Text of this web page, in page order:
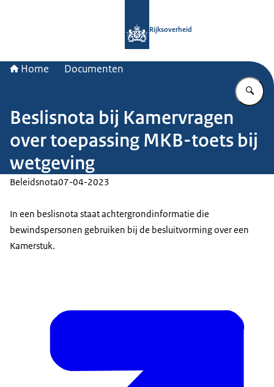
Rijksoverheid
Home Documenten
Beslisnota bij Kamervragen
over toepassing MKB-toets bij
wetgeving
Beleidsnota07-04-2023
In een beslisnota staat achtergrondinformatie die
bewindspersonen gebruiken bij de besluitvorming over een
Kamerstuk.